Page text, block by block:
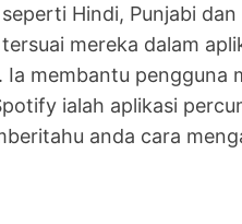
Hindi, Punjabi
mereka dalam
Ia membantu pengguna
ialah aplikasi
anda cara